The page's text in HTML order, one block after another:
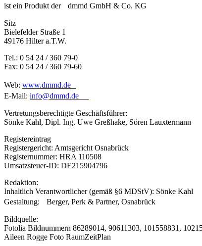
ist ein Produkt der dmmd GmbH & Co. KG
Sitz
Bielefelder Straße 1
49176 Hilter a.T.W.
Tel.: 0 54 24 / 360 79-0
Fax: 0 54 24 / 360 79-60
Web: www.dmmd.de
E-Mail: info@dmmd.de
Vertretungsberechtigte Geschäftsführer:
Sönke Kahl, Dipl. Ing. Uwe Greßhake, Sören Lauxtermann
Registereintrag
Registergericht: Amtsgericht Osnabrück
Registernummer: HRA 110508
Umsatzsteuer-ID: DE215904796
Redaktion:
Inhaltlich Verantwortlicher (gemäß §6 MDStV): Sönke Kahl
Gestaltung: Berger, Perk & Partner, Osnabrück
Bildquelle:
Fotolia Bildnummern 86289014, 90611303, 101558831,
Aileen Rogge Foto RaumZeitPlan